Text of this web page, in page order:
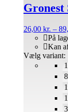
Gronest
26,00 kr. –
På
Kan
Vælg variant:
har
flere
Mulighederne
vælges
på
varesiden